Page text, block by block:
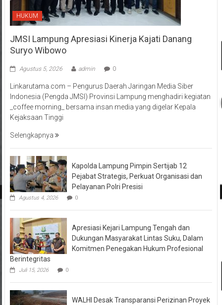
HUKUM
JMSI Lampung Apresiasi Kinerja Kajati Danang
Suryo Wibowo
Agustus 5, 2026 admin 0
Linkarutama.com – Pengurus Daerah Jaringan Media Siber
Indonesia (Pengda JMSI) Provinsi Lampung menghadiri kegiatan
_coffee morning_ bersama insan media yang digelar Kepala
Kejaksaan Tinggi
Selengkapnya
Kapolda Lampung Pimpin Sertijab 12
Pejabat Strategis, Perkuat Organisasi dan
Pelayanan Polri Presisi
Agustus 4, 2026 0
Apresiasi Kejari Lampung Tengah dan
Dukungan Masyarakat Lintas Suku, Dalam
Komitmen Penegakan Hukum Profesional
Berintegritas
Juli 15, 2026 0
WALHI Desak Transparansi Perizinan Proyek